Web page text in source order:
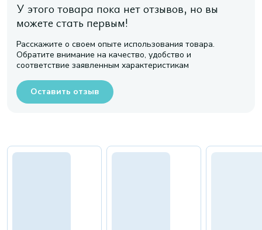
У этого товара пока нет отзывов, но вы
можете стать первым!
Расскажите о своем опыте использования товара.
Обратите внимание на качество, удобство и
соответствие заявленным характеристикам
Оставить отзыв